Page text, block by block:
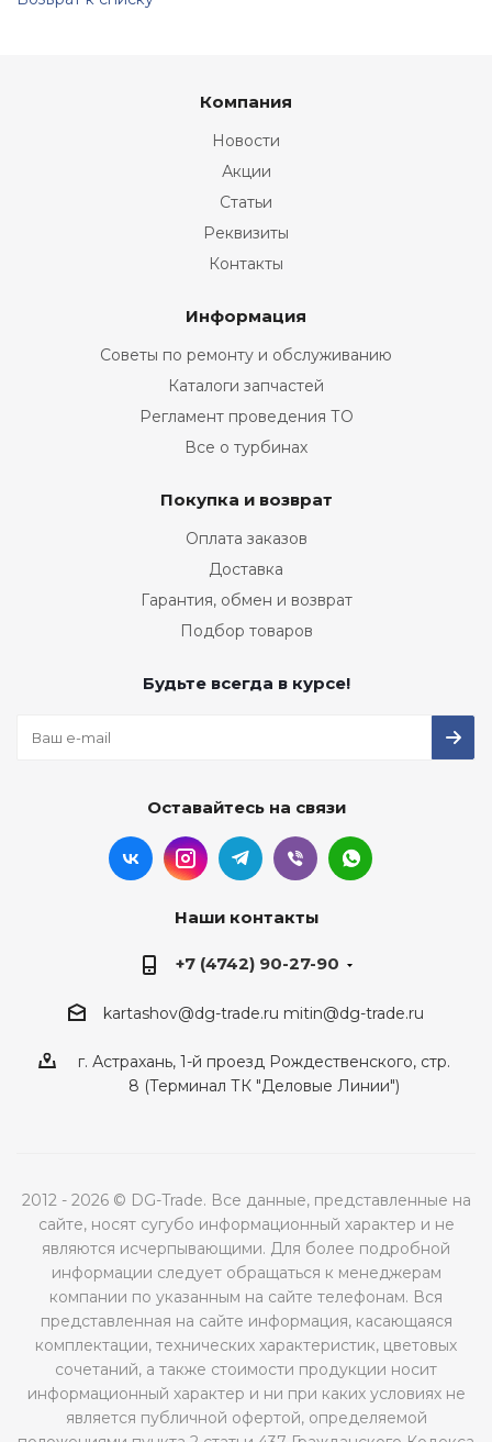
Компания
Новости
Акции
Статьи
Реквизиты
Контакты
Информация
Советы по ремонту и обслуживанию
Каталоги запчастей
Регламент проведения ТО
Все о турбинах
Покупка и возврат
Оплата заказов
Доставка
Гарантия, обмен и возврат
Подбор товаров
Будьте всегда в курсе!
Оставайтесь на связи
Наши контакты
+7 (4742) 90-27-90
kartashov@dg-trade.ru mitin@dg-trade.ru
г. Астрахань, 1-й проезд Рождественского, стр.
8 (Терминал ТК "Деловые Линии")
2012 - 2026 © DG-Trade. Все данные, представленные на
сайте, носят сугубо информационный характер и не
являются исчерпывающими. Для более подробной
информации следует обращаться к менеджерам
компании по указанным на сайте телефонам. Вся
представленная на сайте информация, касающаяся
комплектации, технических характеристик, цветовых
сочетаний, а также стоимости продукции носит
информационный характер и ни при каких условиях не
является публичной офертой, определяемой